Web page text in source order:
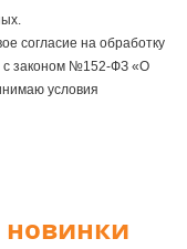
согласие на обработку
с законом №152-ФЗ «О
условия